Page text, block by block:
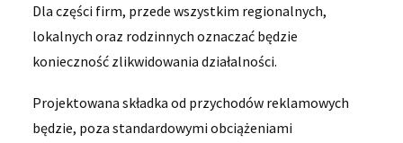
Dla części firm, przede wszystkim regionalnych,
lokalnych oraz rodzinnych oznaczać będzie
konieczność zlikwidowania działalności.
Projektowana składka od przychodów reklamowych
będzie, poza standardowymi obciążeniami